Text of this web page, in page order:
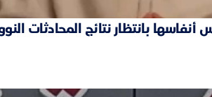
بانتظار نتائج المحادثات